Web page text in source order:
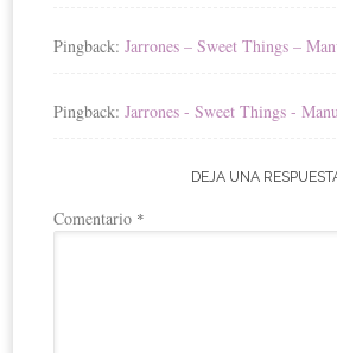
Pingback:Jarrones – Sweet Things –
Pingback:Jarrones - Sweet Things -
DEJA UNA
Comentario *